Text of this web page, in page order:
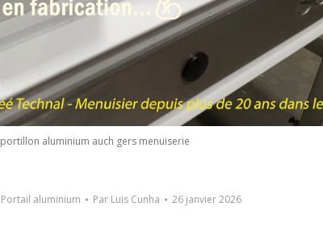
portillon aluminium auch gers menuiserie
Portail aluminium Par Luis Cunha 26 janvier 2026